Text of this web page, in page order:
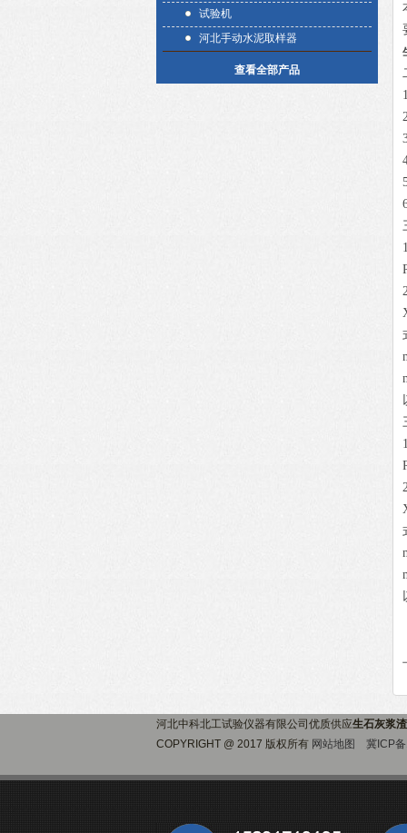
试验机
河北手动水泥取样器
查看全部产品
河北中科北工试验仪器有限公司优质供应生石灰浆
COPYRIGHT @ 2017 版权所有 网站地图 冀ICP